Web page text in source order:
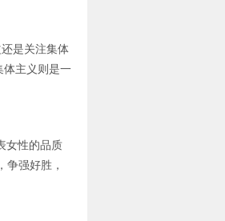
是关注集体
体主义则是一
女性的品质
强好胜，